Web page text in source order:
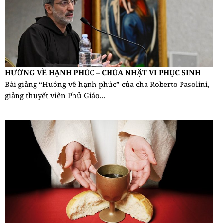
HƯỚNG VỀ HẠNH PHÚC – CHÚA NHẬT VI PHỤC SINH
Bài giảng “Hướng về hạnh phúc” của cha Roberto Pasolini,
giảng thuyết viên Phủ Giáo...